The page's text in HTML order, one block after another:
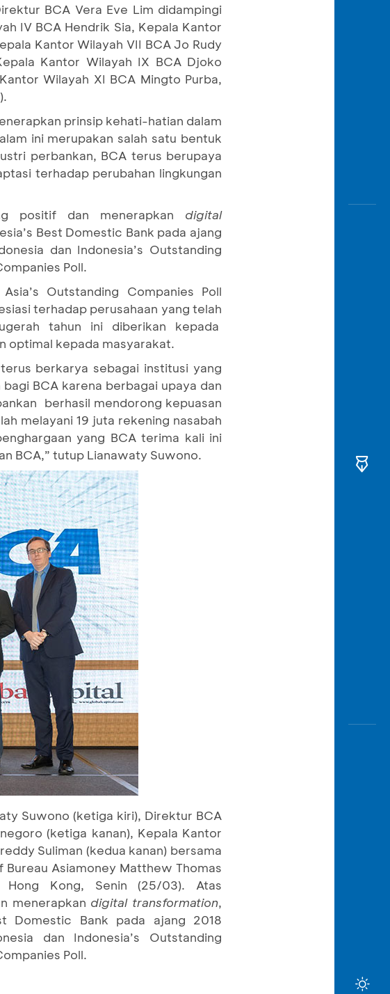
BCA Vera Eve Lim didampingi
IV BCA Hendrik Sia, Kepala Kantor
Kantor Wilayah VII BCA Jo Rudy
Kantor Wilayah IX BCA Djoko
Wilayah XI BCA Mingto Purba,
prinsip kehati-hatian dalam
ini merupakan salah satu bentuk
perbankan, BCA terus berupaya
terhadap perubahan lingkungan
positif dan menerapkan digital
Best Domestic Bank pada ajang
dan Indonesia’s Outstanding
Poll.
Outstanding Companies Poll
terhadap perusahaan yang telah
tahun ini diberikan kepada
optimal kepada masyarakat.
berkarya sebagai institusi yang
BCA karena berbagai upaya dan
berhasil mendorong kepuasan
melayani 19 juta rekening nasabah
yang BCA terima kali ini
BCA,” tutup Lianawaty Suwono.
Suwono (ketiga kiri), Direktur BCA
(ketiga kanan), Kepala Kantor
Suliman (kedua kanan) bersama
Asiamoney Matthew Thomas
Hong Kong, Senin (25/03). Atas
menerapkan digital transformation,
Domestic Bank pada ajang 2018
dan Indonesia’s Outstanding
Poll.